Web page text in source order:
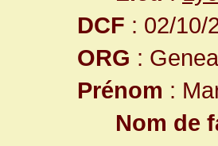
DCF : 02/10/
ORG :
Prénom :
Nom de